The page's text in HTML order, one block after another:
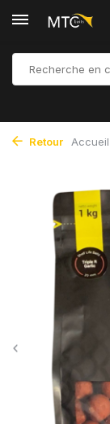
Retour Accueil